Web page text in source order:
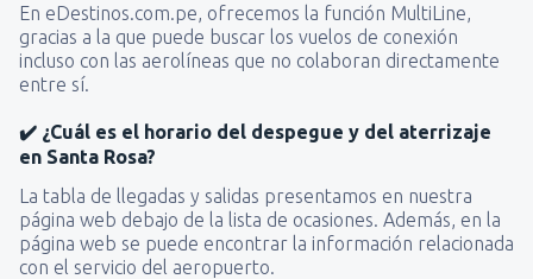
En eDestinos.com.pe, ofrecemos la función MultiLine,
gracias a la que puede buscar los vuelos de conexión
incluso con las aerolíneas que no colaboran directamente
entre sí.
✔️ ¿Cuál es el horario del despegue y del aterrizaje
en Santa Rosa?
La tabla de llegadas y salidas presentamos en nuestra
página web debajo de la lista de ocasiones. Además, en la
página web se puede encontrar la información relacionada
con el servicio del aeropuerto.